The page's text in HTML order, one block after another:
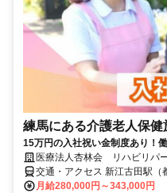
練馬にある介護老人保
15万円の入社祝い金制度あり！
医療法人杏林会 リハビリパ
交通・アクセス 新江古田駅（
道）-13分、桜台（東京都）駅
月給280,000円～343,000円